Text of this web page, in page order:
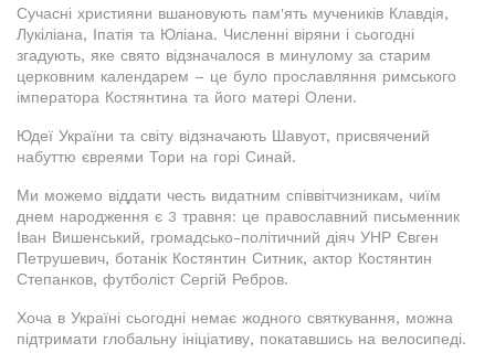
Сучасні християни вшановують пам'ять мучеників Клавдія,
Лукіліана, Іпатія та Юліана. Численні віряни і сьогодні
згадують, яке свято відзначалося в минулому за старим
церковним календарем – це було прославляння римського
імператора Костянтина та його матері Олени.
Юдеї України та світу відзначають Шавуот, присвячений
набуттю євреями Тори на горі Синай.
Ми можемо віддати честь видатним співвітчизникам, чиїм
днем народження є 3 травня: це православний письменник
Іван Вишенський, громадсько-політичний діяч УНР Євген
Петрушевич, ботанік Костянтин Ситник, актор Костянтин
Степанков, футболіст Сергій Ребров.
Хоча в Україні сьогодні немає жодного святкування, можна
підтримати глобальну ініціативу, покатавшись на велосипеді.